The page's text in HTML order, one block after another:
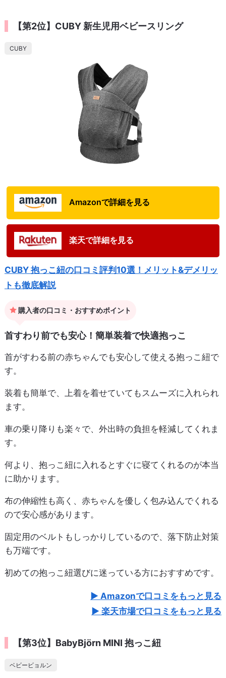
【第2位】CUBY 新生児用ベビースリング
CUBY
Amazonで詳細を見る
楽天で詳細を見る
CUBY 抱っこ紐の口コミ評判10選！メリット&デメリッ
トも徹底解説
購入者の口コミ・おすすめポイント
首すわり前でも安心！簡単装着で快適抱っこ
首がすわる前の赤ちゃんでも安心して使える抱っこ紐で
す。
装着も簡単で、上着を着せていてもスムーズに入れられ
ます。
車の乗り降りも楽々で、外出時の負担を軽減してくれま
す。
何より、抱っこ紐に入れるとすぐに寝てくれるのが本当
に助かります。
布の伸縮性も高く、赤ちゃんを優しく包み込んでくれる
ので安心感があります。
固定用のベルトもしっかりしているので、落下防止対策
も万端です。
初めての抱っこ紐選びに迷っている方におすすめです。
Amazonで口コミをもっと見る
楽天市場で口コミをもっと見る
【第3位】BabyBjörn MINI 抱っこ紐
ベビービョルン